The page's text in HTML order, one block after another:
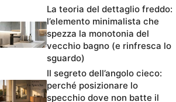
La teoria del dettaglio freddo:
l’elemento minimalista che
spezza la monotonia del
vecchio bagno (e rinfresca lo
sguardo)
Il segreto dell’angolo cieco:
perché posizionare lo
specchio dove non batte il